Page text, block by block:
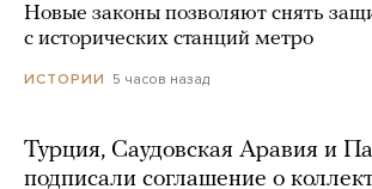
Новые законы позволяют снять
с исторических станций метро
ИСТОРИИ 5 часов назад
Турция, Саудовская Аравия и
подписали соглашение о